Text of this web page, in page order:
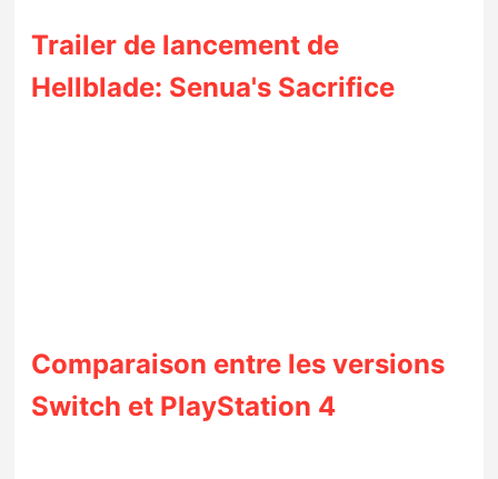
Trailer de lancement de
Hellblade: Senua's Sacrifice
Comparaison entre les versions
Switch et PlayStation 4